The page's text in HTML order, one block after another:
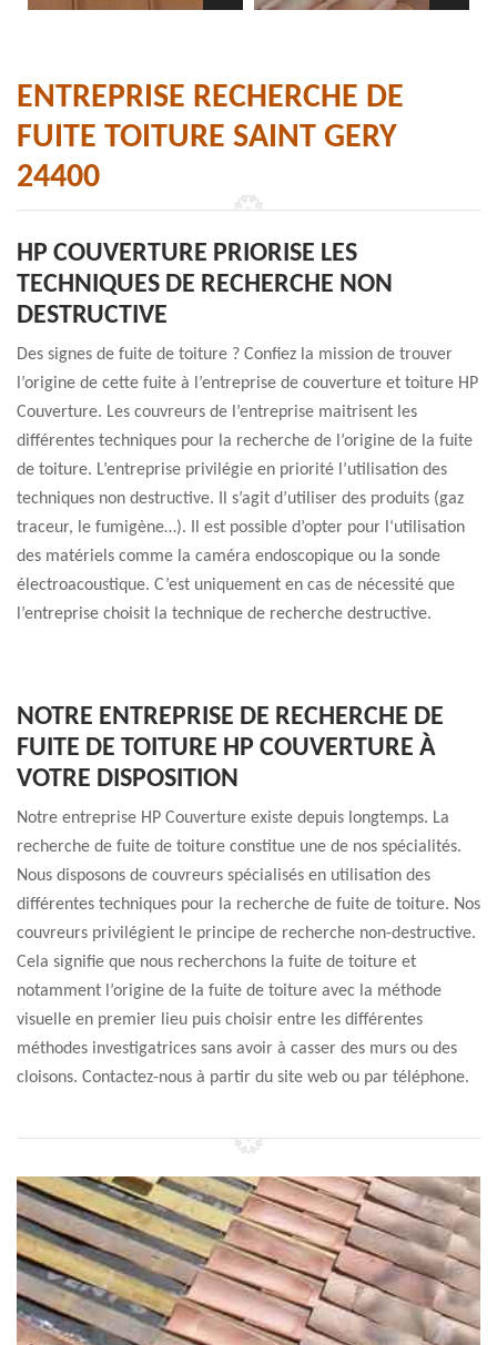
ENTREPRISE RECHERCHE DE
FUITE TOITURE SAINT GERY
24400
HP COUVERTURE PRIORISE LES
TECHNIQUES DE RECHERCHE NON
DESTRUCTIVE
Des signes de fuite de toiture ? Confiez la mission de trouver
l’origine de cette fuite à l’entreprise de couverture et toiture HP
Couverture. Les couvreurs de l’entreprise maitrisent les
différentes techniques pour la recherche de l’origine de la fuite
de toiture. L’entreprise privilégie en priorité l’utilisation des
techniques non destructive. Il s’agit d’utiliser des produits (gaz
traceur, le fumigène…). Il est possible d’opter pour l‘utilisation
des matériels comme la caméra endoscopique ou la sonde
électroacoustique. C’est uniquement en cas de nécessité que
l’entreprise choisit la technique de recherche destructive.
NOTRE ENTREPRISE DE RECHERCHE DE
FUITE DE TOITURE HP COUVERTURE À
VOTRE DISPOSITION
Notre entreprise HP Couverture existe depuis longtemps. La
recherche de fuite de toiture constitue une de nos spécialités.
Nous disposons de couvreurs spécialisés en utilisation des
différentes techniques pour la recherche de fuite de toiture. Nos
couvreurs privilégient le principe de recherche non-destructive.
Cela signifie que nous recherchons la fuite de toiture et
notamment l’origine de la fuite de toiture avec la méthode
visuelle en premier lieu puis choisir entre les différentes
méthodes investigatrices sans avoir à casser des murs ou des
cloisons. Contactez-nous à partir du site web ou par téléphone.